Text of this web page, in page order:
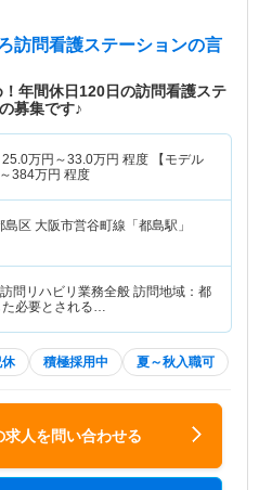
るので、お子様がいらっしゃる方も
：月～金 ※休業日：土曜・日曜・
・年末年始期間 ■訪問エリア：都島
東区、旭区、中央区の一部 ※電動自
程度 ■対象疾患 アルツハイマー型
縮性側索硬化症、糖尿病、統合失調
梗塞後遺症、慢性心不全等。
訪問看護ステーションの言
！年間休日120日の訪問看護ステ
募集です♪
25.0万円～33.0万円 程度 【モデル
384万円 程度
島区 大阪市営谷町線「都島駅」
訪問リハビリ業務全般 訪問地域：都
必要とされる…
休 積極採用中 夏～秋入職可
求人を問い合わせる